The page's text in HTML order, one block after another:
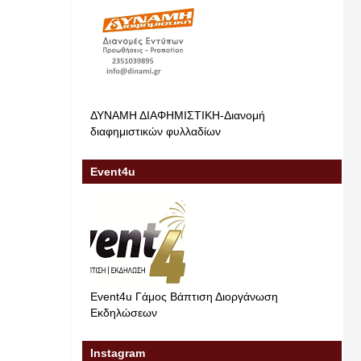
ΔΥΝΑΜΗ ΔΙΑΦΗΜΙΣΤΙΚΗ-Διανομή
διαφημιστικών φυλλαδίων
Event4u
Event4u Γάμος Βάπτιση Διοργάνωση
Εκδηλώσεων
Instagram